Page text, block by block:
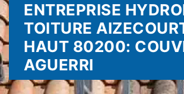
ENTREPRISE
TOITURE
HAUT 80200:
AGUERRI